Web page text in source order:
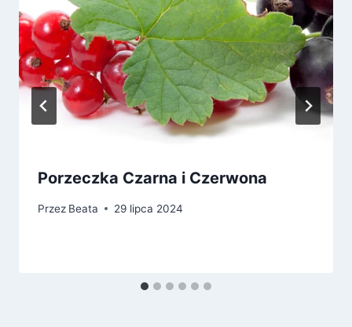
Porzeczka Czarna i Czerwona
Przez Beata 29 lipca 2024